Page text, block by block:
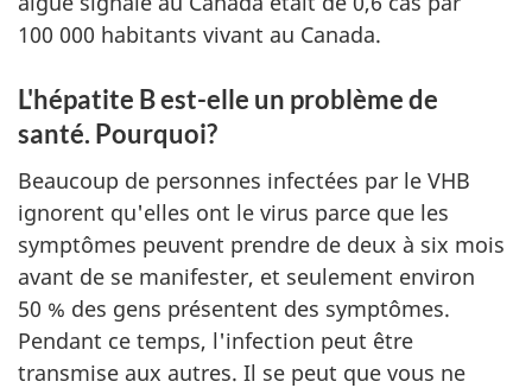
100 000 habitants vivant au Canada.
L'hépatite B est-elle un problème de
santé. Pourquoi?
Beaucoup de personnes infectées par le VHB
ignorent qu'elles ont le virus parce que les
symptômes peuvent prendre de deux à six mois
avant de se manifester, et seulement environ
50 % des gens présentent des symptômes.
Pendant ce temps, l'infection peut être
transmise aux autres. Il se peut que vous ne